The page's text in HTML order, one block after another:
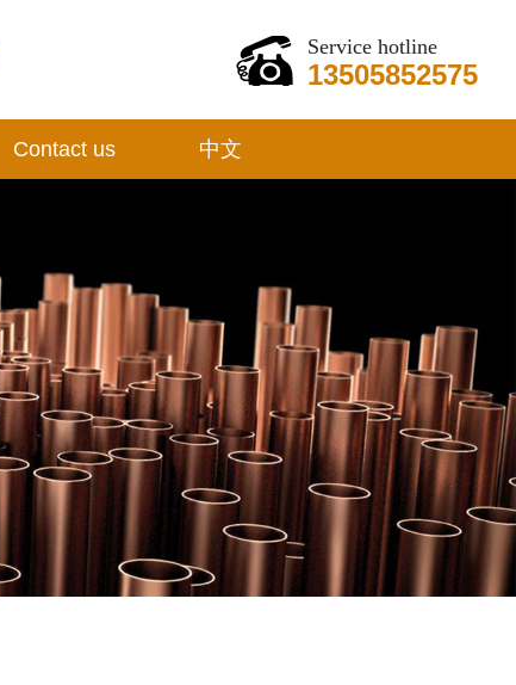
Service hotline
13505852575
Contact us 中文